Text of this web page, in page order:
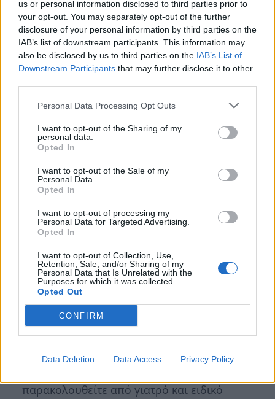
us or personal information disclosed to third parties prior to
your opt-out. You may separately opt-out of the further
disclosure of your personal information by third parties on the
IAB’s list of downstream participants. This information may
also be disclosed by us to third parties on the IAB’s List of
Downstream Participants that may further disclose it to other
Personal Data Processing Opt Outs
I want to opt-out of the Sharing of my
personal data.
Opted In
I want to opt-out of the Sale of my
Personal Data.
Opted In
I want to opt-out of processing my
Personal Data for Targeted Advertising.
Opted In
I want to opt-out of Collection, Use,
Retention, Sale, and/or Sharing of my
Personal Data that Is Unrelated with the
Purposes for which it was collected.
Opted Out
CONFIRM
Data Deletion Data Access Privacy Policy
Εάν αυτός ο άνθρωπος είναικάτοχος
όπλουκαι σας μιλήσει για την πρόθεση
του να το χρησιμοποιήσει καλέστε άμεσα
την αστυνομία ώστε να του αναιρεθεί η
κατοχή του όπλου. Τα πυροβόλα
χρησιμοποιούνται στην πλειοψηφία των
περιπτώσεων και συνήθως εκείνοι που τα
χρησιμοποιούν ως μέσω αυτοκτονίας δεν
που πρέπει να αντιμετωπιστεί άμεσα από
την αστυνομία.
Αφήστε τον να εκφράσει τα συναισθήματα
του με τον τρόπο που θέλει εκείνος.
ορκιστεί και να κάνει ότι είναι γι’ αυτόν
απαραίτητο για να απελευθερώσει τα
συναισθήματα του. Όμως μην του
επιτρέψετε να γίνει βίαιος ή να βλάψει
τον εαυτό του.
Μην προσπαθήσετε να βοηθήσετε αυτόν
παρακολουθείτε από γιατρό και ειδικό